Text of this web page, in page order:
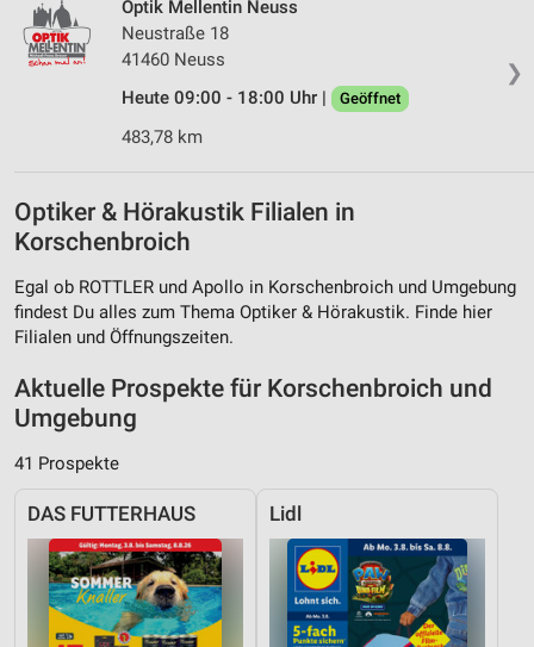
❯
Optik Mellentin Neuss
Neustraße 18
41460 Neuss
Heute 09:00 - 18:00 Uhr |
Geöffnet
483,78 km
Optiker & Hörakustik Filialen in
Korschenbroich
Egal ob ROTTLER und Apollo in Korschenbroich und Umgebung
findest Du alles zum Thema Optiker & Hörakustik. Finde hier
Filialen und Öffnungszeiten.
Aktuelle Prospekte für Korschenbroich und
Umgebung
41 Prospekte
DAS FUTTERHAUS Lidl